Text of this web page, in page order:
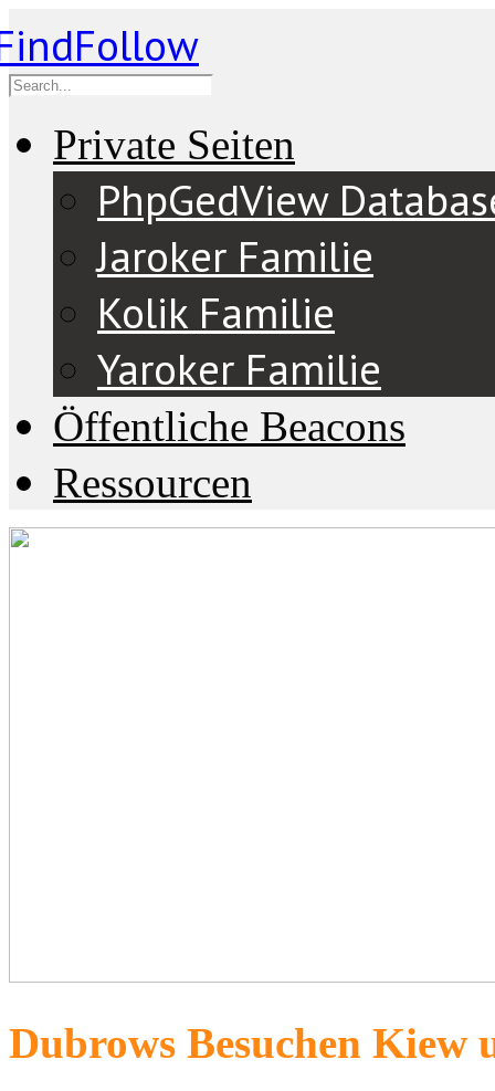
Private Seiten
PhpGedView
Jaroker Familie
Kolik Familie
Yaroker Familie
Öffentliche Beacons
Ressourcen
Dubrows Besuchen